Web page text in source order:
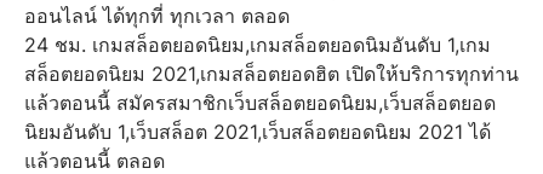
ออนไลน์ ได้ทุกที่ ทุกเวลา ตลอด
24 ชม. เกมสล็อตยอดนิยม,เกมสล็อตยอดนิมอันดับ 1,เกม
สล็อตยอดนิยม 2021,เกมสล็อตยอดฮิต เปิดให้บริการทุกท่าน
แล้วตอนนี้ สมัครสมาชิกเว็บสล็อตยอดนิยม,เว็บสล็อตยอด
นิยมอันดับ 1,เว็บสล็อต 2021,เว็บสล็อตยอดนิยม 2021 ได้
แล้วตอนนี้ ตลอด